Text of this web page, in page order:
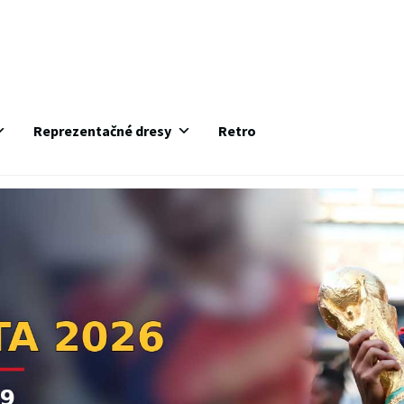
Reprezentačné dresy Retro